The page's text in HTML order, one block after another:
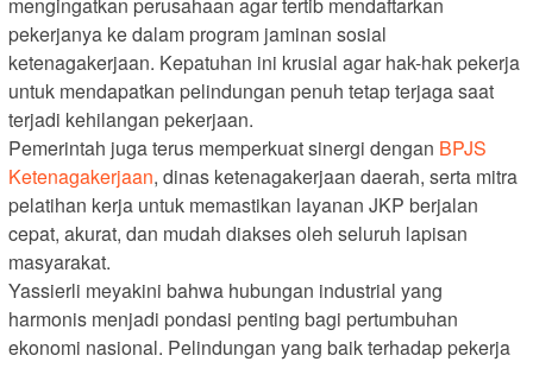
mengingatkan perusahaan agar tertib mendaftarkan
pekerjanya ke dalam program jaminan sosial
ketenagakerjaan. Kepatuhan ini krusial agar hak-hak pekerja
untuk mendapatkan pelindungan penuh tetap terjaga saat
terjadi kehilangan pekerjaan.
Pemerintah juga terus memperkuat sinergi dengan BPJS
Ketenagakerjaan, dinas ketenagakerjaan daerah, serta mitra
pelatihan kerja untuk memastikan layanan JKP berjalan
cepat, akurat, dan mudah diakses oleh seluruh lapisan
masyarakat.
Yassierli meyakini bahwa hubungan industrial yang
harmonis menjadi pondasi penting bagi pertumbuhan
ekonomi nasional. Pelindungan yang baik terhadap pekerja